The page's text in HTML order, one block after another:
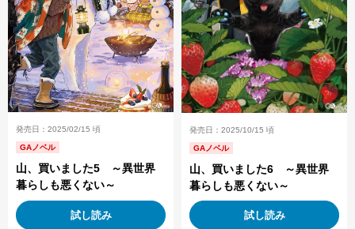
発売日：2025/02/15 頃
GAノベル
山、買いました5 ～異世界
暮らしも悪くない～
試し読み
発売日：2025/10/15 頃
GAノベル
山、買いました6 ～異世界
暮らしも悪くない～
試し読み